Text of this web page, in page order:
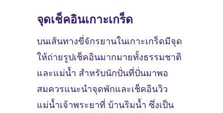
จุดเช็คอินเกาะเกร็ด
บนเส้นทางขี่จักรยานในเกาะเกร็ดมีจุด
ให้ถ่ายรูปเช็คอินมากมายทั้งธรรมชาติ
และแม่น้ำ สำหรับนักปั่นที่ปั่นมาพอ
สมควรแนะนำจุดพักและเช็คอินวิว
แม่น้ำเจ้าพระยาที่ บ้านริมน้ำ ซึ่งเป็น